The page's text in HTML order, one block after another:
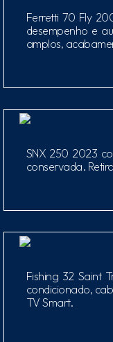
Ferretti 70 Fly
desempenho e
amplos,
SNX 250 2023
conservada.
Fishing 32 Saint
condicionado,
TV Smart.